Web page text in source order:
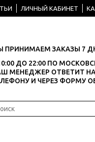
ЛИЧНЫЙ КАБИНЕТ
ПРИНИМАЕМ ЗАКАЗЫ 7
ДО 22:00 ПО
МЕНЕДЖЕР ОТВЕТИТ
И ЧЕРЕЗ ФОРМУ